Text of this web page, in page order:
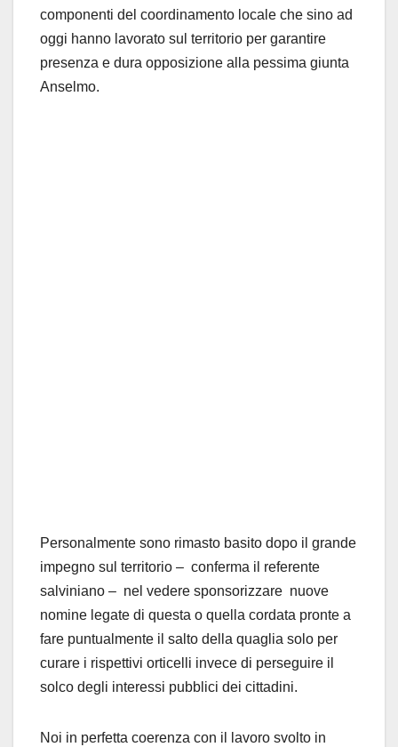
componenti del coordinamento locale che sino ad
oggi hanno lavorato sul territorio per garantire
presenza e dura opposizione alla pessima giunta
Anselmo.
Personalmente sono rimasto basito dopo il grande
impegno sul territorio – conferma il referente
salviniano – nel vedere sponsorizzare nuove
nomine legate di questa o quella cordata pronte a
fare puntualmente il salto della quaglia solo per
curare i rispettivi orticelli invece di perseguire il
solco degli interessi pubblici dei cittadini.
Noi in perfetta coerenza con il lavoro svolto in